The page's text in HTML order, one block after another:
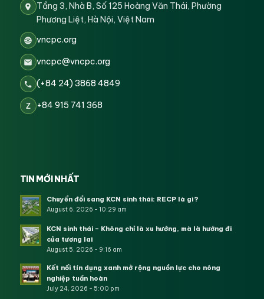
Tầng 3, Nhà B, Số 125 Hoàng Văn Thái, Phường
Phương Liệt, Hà Nội, Việt Nam
vncpc.org
vncpc@vncpc.org
(+84 24) 3868 4849
Z +84 915 741 368
TIN MỚI NHẤT
Chuyển đổi sang KCN sinh thái: RECP là gì?
August 6, 2026 - 10:29 am
KCN sinh thái – Không chỉ là xu hướng, mà là hướng đi
của tương lai
August 5, 2026 - 9:16 am
Kết nối tín dụng xanh mở rộng nguồn lực cho nông
nghiệp tuần hoàn
July 24, 2026 - 5:00 pm